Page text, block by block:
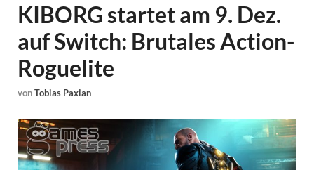
KIBORG startet am 9. Dez.
auf Switch: Brutales Action-
Roguelite
vonTobias Paxian